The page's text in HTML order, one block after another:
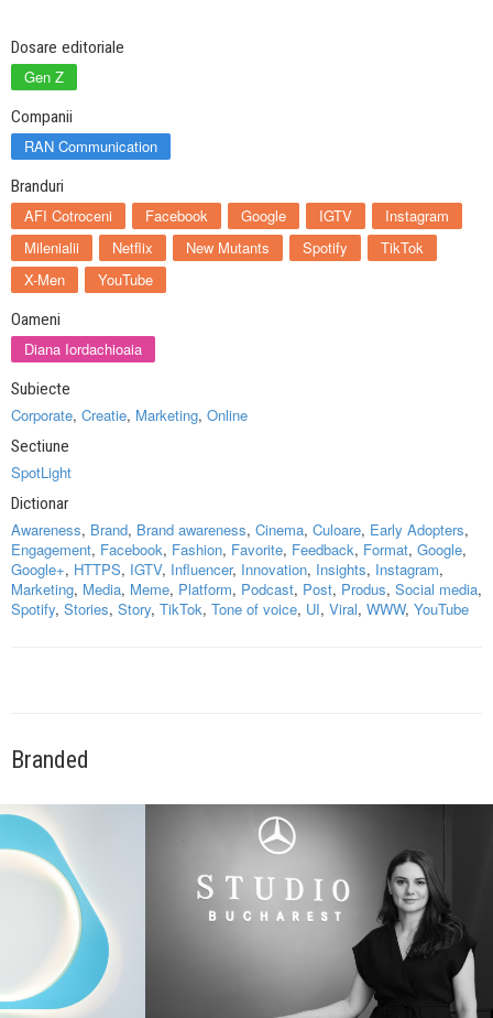
Dosare editoriale
Gen Z
Companii
RAN Communication
Branduri
AFI Cotroceni Facebook Google IGTV
Instagram
Milenialii
Netflix New Mutants Spotify
TikTok
X-Men
YouTube
Oameni
Diana Iordachioaia
Subiecte
Corporate, Creatie, Marketing, Online
Sectiune
SpotLight
Dictionar
Awareness, Brand, Brand awareness, Cinema, Culoare, Early Adopters,
Engagement, Facebook, Fashion, Favorite, Feedback, Format, Google,
Google+, HTTPS, IGTV, Influencer, Innovation, Insights, Instagram,
Marketing, Media, Meme, Platform, Podcast, Post, Produs, Social media,
Spotify, Stories, Story, TikTok, Tone of voice, UI, Viral, WWW, YouTube
Branded